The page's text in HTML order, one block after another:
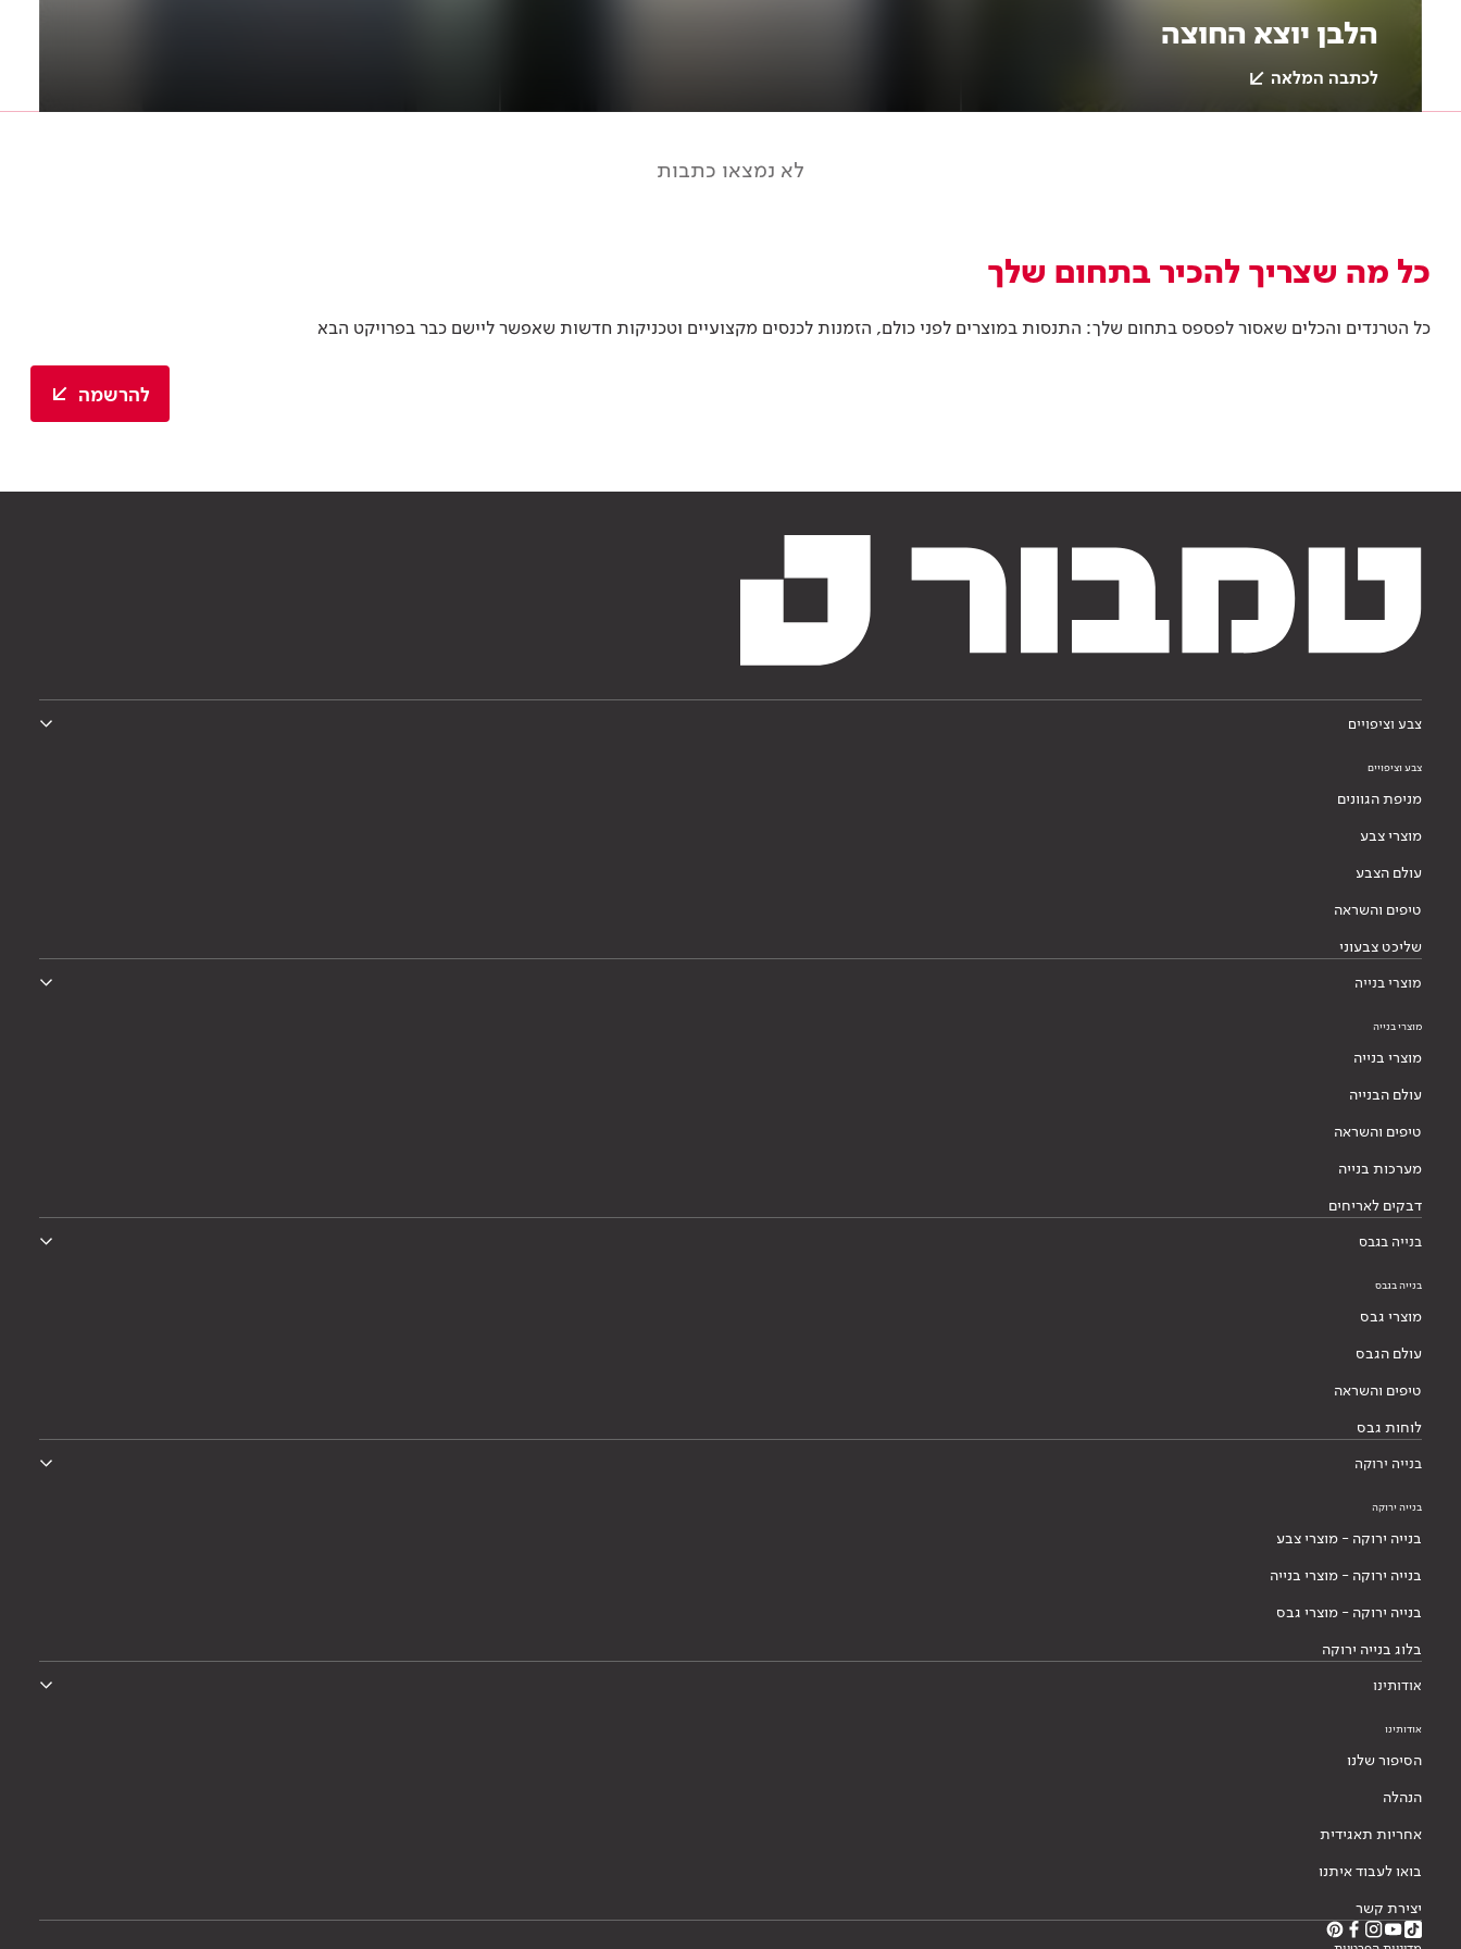
הלבן יוצא החוצה
לכתבה המלאה
לא נמצאו כתבות
כל מה שצריך להכיר בתחום שלך
כל הטרנדים והכלים שאסור לפספס בתחום שלך: התנסות במוצרים לפני כולם, הזמנות לכנסים מקצועיים וטכניקות חדשות שאפשר ליישם כבר בפרויקט הבא
להרשמה
צבע וציפויים
צבע וציפויים
מניפת הגוונים
מוצרי צבע
עולם הצבע
טיפים והשראה
שליכט צבעוני
מוצרי בנייה
מוצרי בנייה
מוצרי בנייה
עולם הבנייה
טיפים והשראה
מערכות בנייה
דבקים לאריחים
בנייה בגבס
בנייה בגבס
מוצרי גבס
עולם הגבס
טיפים והשראה
לוחות גבס
בנייה ירוקה
בנייה ירוקה
בנייה ירוקה - מוצרי צבע
בנייה ירוקה - מוצרי בנייה
בנייה ירוקה - מוצרי גבס
בלוג בנייה ירוקה
אודותינו
אודותינו
הסיפור שלנו
הנהלה
אחריות תאגידית
בואו לעבוד איתנו
יצירת קשר